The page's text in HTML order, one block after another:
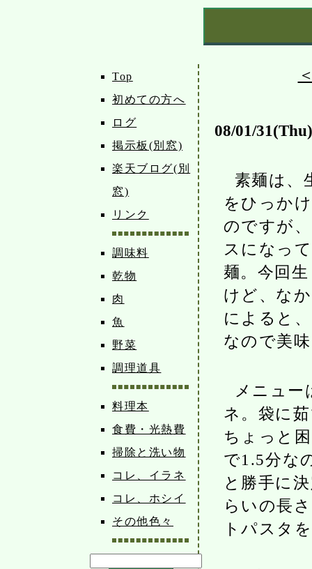
Top
初めての方へ
ログ
掲示板(別窓)
楽天ブログ(別
窓)
リンク
調味料
乾物
肉
魚
野菜
調理道具
料理本
食費・光熱費
掃除と洗い物
コレ、イラネ
コレ、ホシイ
その他色々
08/01/31(Thu)
素麺は、
をひっか
のですが
スになっ
麺。今回
けど、な
によると
なので美
メニュー
ネ。袋に
ちょっと
で1.5分な
と勝手に
らいの長
トパスタ